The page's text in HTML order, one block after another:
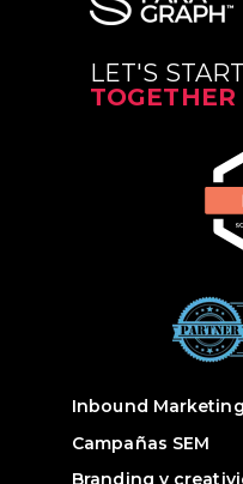
LET'S
TOGETHER
Inbound Marketing
Campañas SEM
Branding y